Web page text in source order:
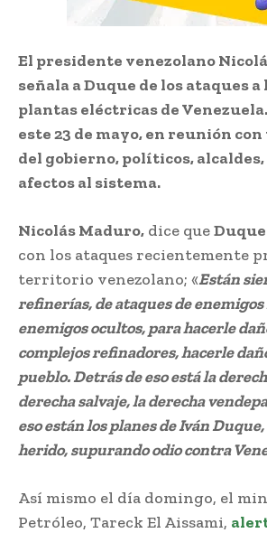
El presidente venezolano
señala a Duque de los ataques
plantas eléctricas de
este 23 de mayo, en reunión
del gobierno, políticos,
afectos al sistema.
Nicolás Maduro, dice queDuque
con los ataques recientemente
territorio venezolano; «Están
refinerías, de ataques de
enemigos ocultos, para hacerle
complejos refinadores, hacerle
pueblo. Detrás de eso está la
derecha salvaje, la derecha
eso están los planes de Iván
herido, supurando odio contra
Así mismo el día domingo, el
Petróleo, Tareck El Aissami,